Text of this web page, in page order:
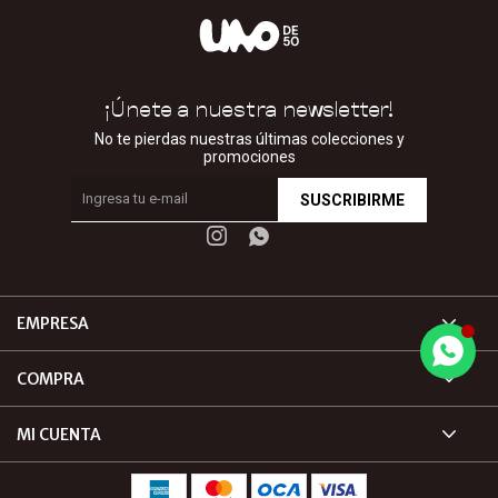
EMPRESA
COMPRA
MI CUENTA
¡Únete a nuestra newsletter!
No te pierdas nuestras últimas colecciones y
promociones
SUSCRIBIRME
 